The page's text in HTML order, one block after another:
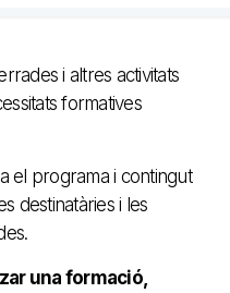
i altres activitats
formatives
el programa i contingut
destinatàries i les
una formació,